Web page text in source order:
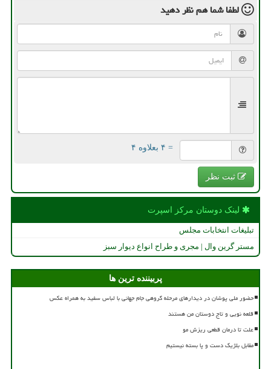
لطفا شما همنظر دهید
= ۴ بعلاوه ۴
ثبت نظر
لینک دوستان مركز اسپرت
تبلیغات انتخابات مجلس
مستر گرین وال | مجری و طراح انواع دیوار سبز
پربیننده ترین ها
حضور ملی پوشان در دیدارهای مرحله گروهی جام جهانی با لباس سفید به همراه عکس
قلعه نویی و تاج دوستان من هستند
علت تا درمان قطعی ریزش مو
مقابل بلژیک دست و پا بسته نیستیم